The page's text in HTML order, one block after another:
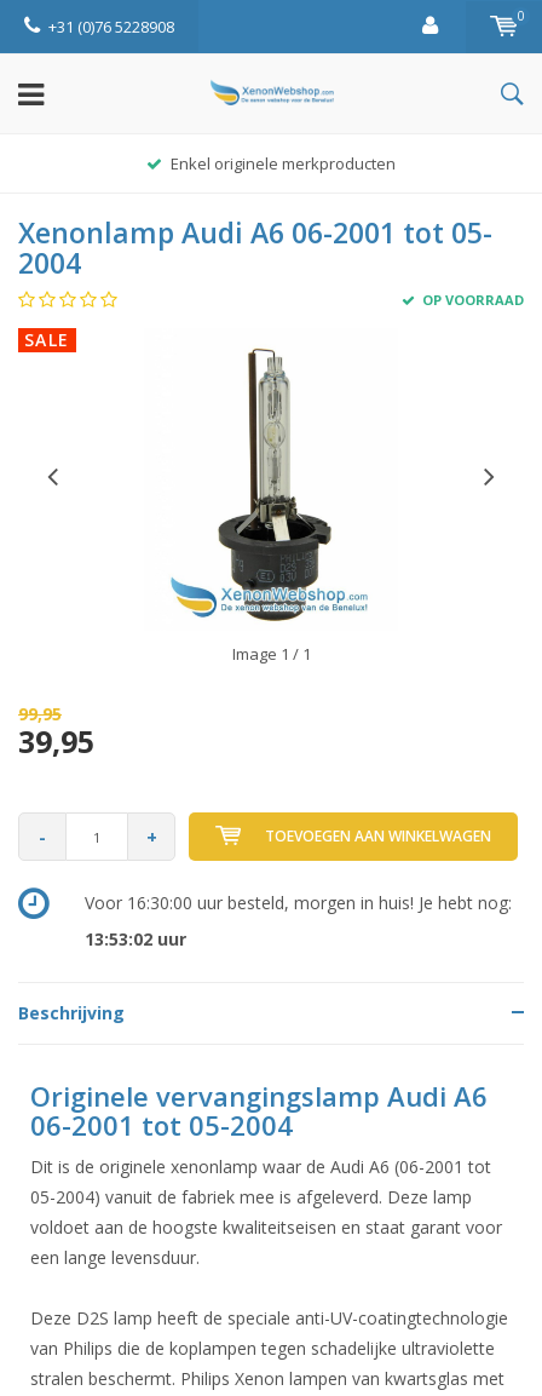
+31 (0)76 5228908 0
Enkel originele merkproducten
Xenonlamp Audi A6 06-2001 tot 05-
2004
OP VOORRAAD
SALE
Image 1 / 1
99,95
39,95
- + TOEVOEGEN AAN WINKELWAGEN
Voor 16:30:00 uur besteld, morgen in huis! Je hebt nog:
13:53:02uur
Beschrijving
Originele vervangingslamp Audi A6
06-2001 tot 05-2004
Dit is de originele xenonlamp waar de Audi A6 (06-2001 tot
05-2004) vanuit de fabriek mee is afgeleverd. Deze lamp
voldoet aan de hoogste kwaliteitseisen en staat garant voor
een lange levensduur.
Deze D2S lamp heeft de speciale anti-UV-coatingtechnologie
van Philips die de koplampen tegen schadelijke ultraviolette
stralen beschermt. Philips Xenon lampen van kwartsglas met